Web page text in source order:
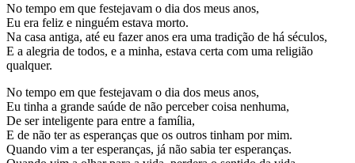
No tempo em que festejavam o dia dos meus anos,
Eu era feliz e ninguém estava morto.
Na casa antiga, até eu fazer anos era uma tradição de há séculos,
E a alegria de todos, e a minha, estava certa com uma religião
qualquer.
No tempo em que festejavam o dia dos meus anos,
Eu tinha a grande saúde de não perceber coisa nenhuma,
De ser inteligente para entre a família,
E de não ter as esperanças que os outros tinham por mim.
Quando vim a ter esperanças, já não sabia ter esperanças.